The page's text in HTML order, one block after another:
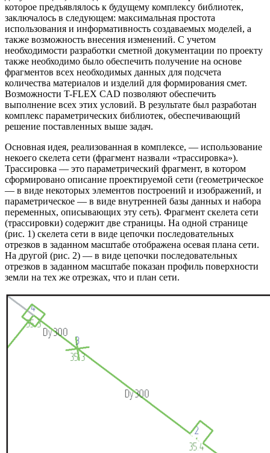
которое предъявлялось к будущему комплексу библиотек,
заключалось в следующем: максимальная простота
использования и информативность создаваемых моделей, а
также возможность внесения изменений. С учетом
необходимости разработки сметной документации по проекту
также необходимо было обеспечить получение на основе
фрагментов всех необходимых данных для подсчета
количества материалов и изделий для формирования смет.
Возможности T-FLEX CAD позволяют обеспечить
выполнение всех этих условий. В результате был разработан
комплекс параметрических библиотек, обеспечивающий
решение поставленных выше задач.
Основная идея, реализованная в комплексе, — использование
некоего скелета сети (фрагмент назвали «трассировка»).
Трассировка — это параметрический фрагмент, в котором
сформировано описание проектируемой сети (геометрическое
— в виде некоторых элементов построений и изображений, и
параметрическое — в виде внутренней базы данных и набора
переменных, описывающих эту сеть). Фрагмент скелета сети
(трассировки) содержит две страницы. На одной странице
(рис. 1) скелета сети в виде цепочки последовательных
отрезков в заданном масштабе отображена осевая плана сети.
На другой (рис. 2) — в виде цепочки последовательных
отрезков в заданном масштабе показан профиль поверхности
земли на тех же отрезках, что и план сети.